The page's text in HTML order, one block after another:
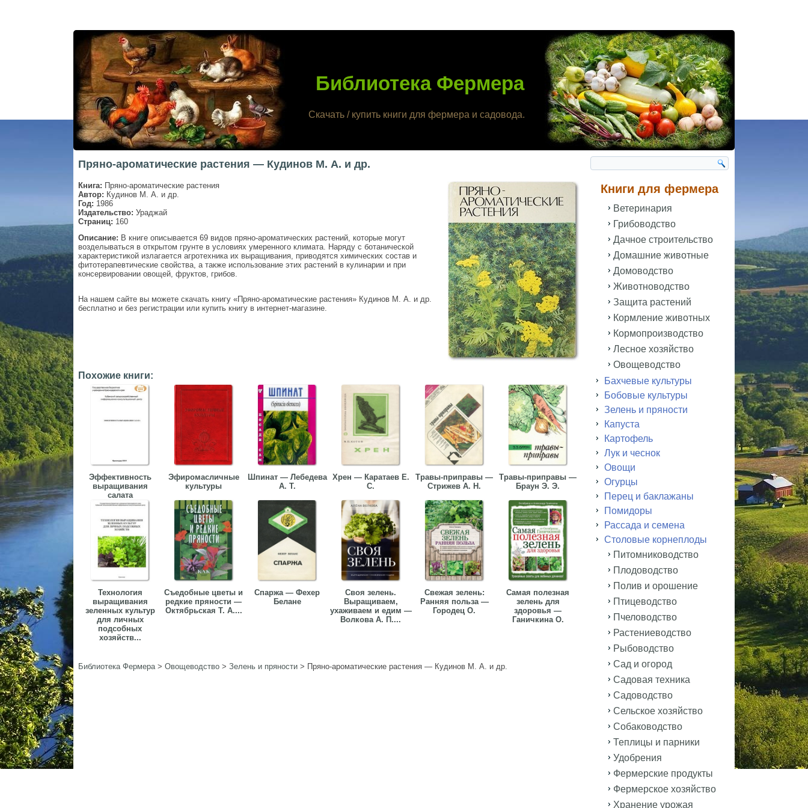
Библиотека Фермера
Скачать / купить книги для фермера и садовода.
Пряно-ароматические растения — Кудинов М. А. и др.
Книга: Пряно-ароматические растения
Автор: Кудинов М. А. и др.
Год: 1986
Издательство: Ураджай
Страниц: 160
Описание: В книге описывается 69 видов пряно-ароматических растений, которые могут
возделываться в открытом грунте в условиях умеренного климата. Наряду с ботанической
характеристикой излагается агротехника их выращивания, приводятся химических состав и
фитотерапевтические свойства, а также использование этих растений в кулинарии и при
консервировании овощей, фруктов, грибов.
На нашем сайте вы можете скачать книгу «Пряно-ароматические растения» Кудинов М. А. и др.
бесплатно и без регистрации или купить книгу в интернет-магазине.
Похожие книги:
Эффективность
выращивания
салата
Эфиромасличные
культуры
Шпинат — Лебедева
А. Т.
Хрен — Каратаев Е.
С.
Травы-приправы —
Стрижев А. Н.
Травы-приправы —
Браун Э. Э.
Технология
выращивания
зеленных культур
для личных
подсобных
хозяйств...
Съедобные цветы и
редкие пряности —
Октябрьская Т. А....
Спаржа — Фехер
Белане
Своя зелень.
Выращиваем,
ухаживаем и едим —
Волкова А. П....
Свежая зелень:
Ранняя польза —
Городец О.
Самая полезная
зелень для
здоровья —
Ганичкина О.
Библиотека Фермера> Овощеводство > Зелень и пряности > Пряно-ароматические растения — Кудинов М. А. и др.
Книги для фермера
Ветеринария
Грибоводство
Дачное строительство
Домашние животные
Домоводство
Животноводство
Защита растений
Кормление животных
Кормопроизводство
Лесное хозяйство
Овощеводство
Бахчевые культуры
Бобовые культуры
Зелень и пряности
Капуста
Картофель
Лук и чеснок
Овощи
Огурцы
Перец и баклажаны
Помидоры
Рассада и семена
Столовые корнеплоды
Питомниководство
Плодоводство
Полив и орошение
Птицеводство
Пчеловодство
Растениеводство
Рыбоводство
Сад и огород
Садовая техника
Садоводство
Сельское хозяйство
Собаководство
Теплицы и парники
Удобрения
Фермерские продукты
Фермерское хозяйство
Хранение урожая